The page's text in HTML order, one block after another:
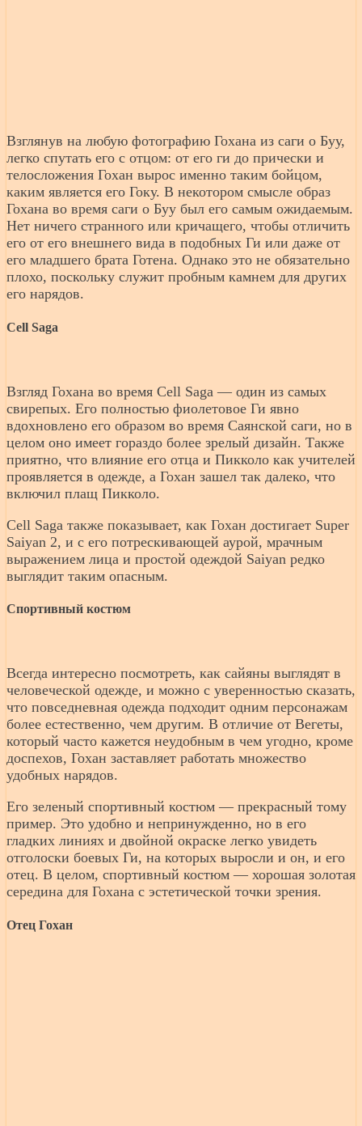
Взглянув на любую фотографию Гохана из саги о Буу,
легко спутать его с отцом: от его ги до прически и
телосложения Гохан вырос именно таким бойцом,
каким является его Гоку. В некотором смысле образ
Гохана во время саги о Буу был его самым ожидаемым.
Нет ничего странного или кричащего, чтобы отличить
его от его внешнего вида в подобных Ги или даже от
его младшего брата Готена. Однако это не обязательно
плохо, поскольку служит пробным камнем для других
его нарядов.
Cell Saga
Взгляд Гохана во время Cell Saga — один из самых
свирепых. Его полностью фиолетовое Ги явно
вдохновлено его образом во время Саянской саги, но в
целом оно имеет гораздо более зрелый дизайн. Также
приятно, что влияние его отца и Пикколо как учителей
проявляется в одежде, а Гохан зашел так далеко, что
включил плащ Пикколо.
Cell Saga также показывает, как Гохан достигает Super
Saiyan 2, и с его потрескивающей аурой, мрачным
выражением лица и простой одеждой Saiyan редко
выглядит таким опасным.
Спортивный костюм
Всегда интересно посмотреть, как сайяны выглядят в
человеческой одежде, и можно с уверенностью сказать,
что повседневная одежда подходит одним персонажам
более естественно, чем другим. В отличие от Вегеты,
который часто кажется неудобным в чем угодно, кроме
доспехов, Гохан заставляет работать множество
удобных нарядов.
Его зеленый спортивный костюм — прекрасный тому
пример. Это удобно и непринужденно, но в его
гладких линиях и двойной окраске легко увидеть
отголоски боевых Ги, на которых выросли и он, и его
отец. В целом, спортивный костюм — хорошая золотая
середина для Гохана с эстетической точки зрения.
Отец Гохан